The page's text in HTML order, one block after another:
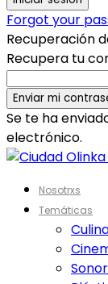
Forgot your
Recuperación
Recupera tu
Se te ha
electrónico.
Nosotrxs
Temáticas